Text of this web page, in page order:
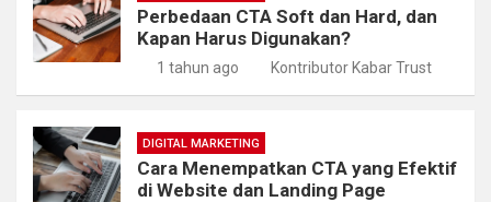
Perbedaan CTA Soft dan Hard, dan
Kapan Harus Digunakan?
1 tahun ago Kontributor Kabar Trust
DIGITAL MARKETING
Cara Menempatkan CTA yang Efektif
di Website dan Landing Page